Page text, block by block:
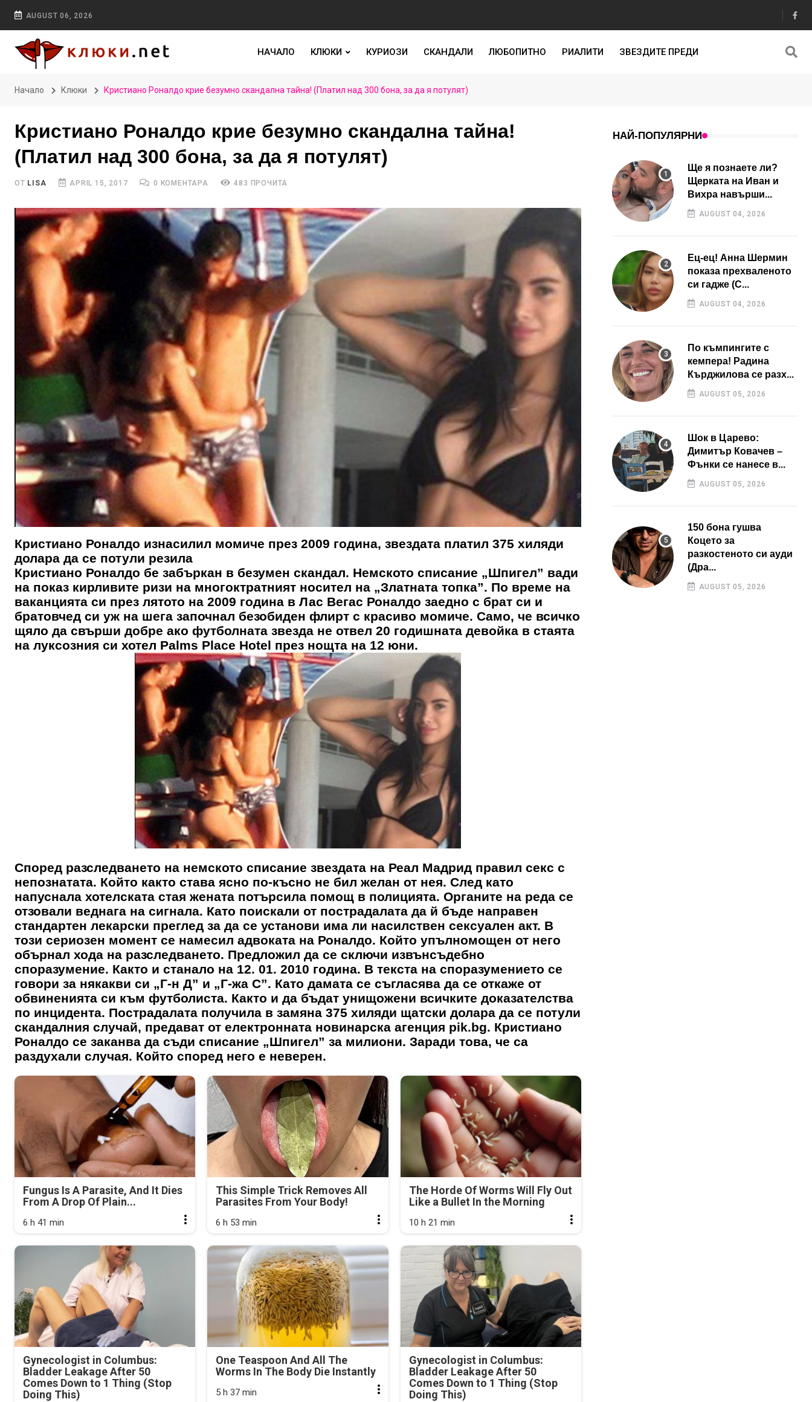
AUGUST 06, 2026
НАЧАЛО КЛЮКИ КУРИОЗИ СКАНДАЛИ ЛЮБОПИТНО РИАЛИТИ ЗВЕЗДИТЕ ПРЕДИ
Начало Клюки Кристиано Роналдо крие безумно скандална тайна! (Платил над 300 бона, за да я потулят)
Кристиано Роналдо крие безумно скандална тайна!
(Платил над 300 бона, за да я потулят)
ОТ LISA APRIL 15, 2017 0 КОМЕНТАРА 483 ПРОЧИТА
Кристиано Роналдо изнасилил момиче през 2009 година, звездата платил 375 хиляди
долара да се потули резила
Кристиано Роналдо бе забъркан в безумен скандал. Немското списание „Шпигел” вади
на показ кирливите ризи на многоктратният носител на „Златната топка”. По време на
ваканцията си през лятото на 2009 година в Лас Вегас Роналдо заедно с брат си и
братовчед си уж на шега започнал безобиден флирт с красиво момиче. Само, че всичко
щяло да свърши добре ако футболната звезда не отвел 20 годишната девойка в стаята
на луксозния си хотел Palms Place Hotel през нощта на 12 юни.
Според разследването на немското списание звездата на Реал Мадрид правил секс с
непознатата. Който както става ясно по-късно не бил желан от нея. След като
напуснала хотелската стая жената потърсила помощ в полицията. Органите на реда се
отзовали веднага на сигнала. Като поискали от пострадалата да й бъде направен
стандартен лекарски преглед за да се установи има ли насилствен сексуален акт. В
този сериозен момент се намесил адвоката на Роналдо. Който упълномощен от него
обърнал хода на разследването. Предложил да се сключи извънсъдебно
споразумение. Както и станало на 12. 01. 2010 година. В текста на споразумението се
говори за някакви си „Г-н Д” и „Г-жа С”. Като дамата се съгласява да се откаже от
обвиненията си към футболиста. Както и да бъдат унищожени всичките доказателства
по инцидента. Пострадалата получила в замяна 375 хиляди щатски долара да се потули
скандалния случай, предават от електронната новинарска агенция pik.bg. Кристиано
Роналдо се заканва да съди списание „Шпигел” за милиони. Заради това, че са
раздухали случая. Който според него е неверен.
Fungus Is A Parasite, And It Dies
From A Drop Of Plain...
6 h 41 min
This Simple Trick Removes All
Parasites From Your Body!
6 h 53 min
The Horde Of Worms Will Fly Out
Like a Bullet In the Morning
10 h 21 min
Gynecologist in Columbus:
Bladder Leakage After 50
Comes Down to 1 Thing (Stop
Doing This)
One Teaspoon And All The
Worms In The Body Die Instantly
5 h 37 min
Gynecologist in Columbus:
Bladder Leakage After 50
Comes Down to 1 Thing (Stop
Doing This)
НАЙ-ПОПУЛЯРНИ
Ще я познаете ли?
Щерката на Иван и
Вихра навърши...
AUGUST 04, 2026
Ец-ец! Анна Шермин
показа прехваленото
си гадже (С...
AUGUST 04, 2026
По къмпингите с
кемпера! Радина
Кърджилова се разх...
AUGUST 05, 2026
Шок в Царево:
Димитър Ковачев –
Фънки се нанесе в...
AUGUST 05, 2026
150 бона гушва
Коцето за
разкостеното си ауди
(Дра...
AUGUST 05, 2026